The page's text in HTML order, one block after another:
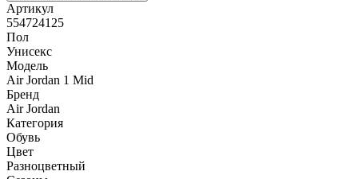
Артикул
554724125
Пол
Унисекс
Модель
Air Jordan 1 Mid
Бренд
Air Jordan
Категория
Обувь
Цвет
Разноцветный